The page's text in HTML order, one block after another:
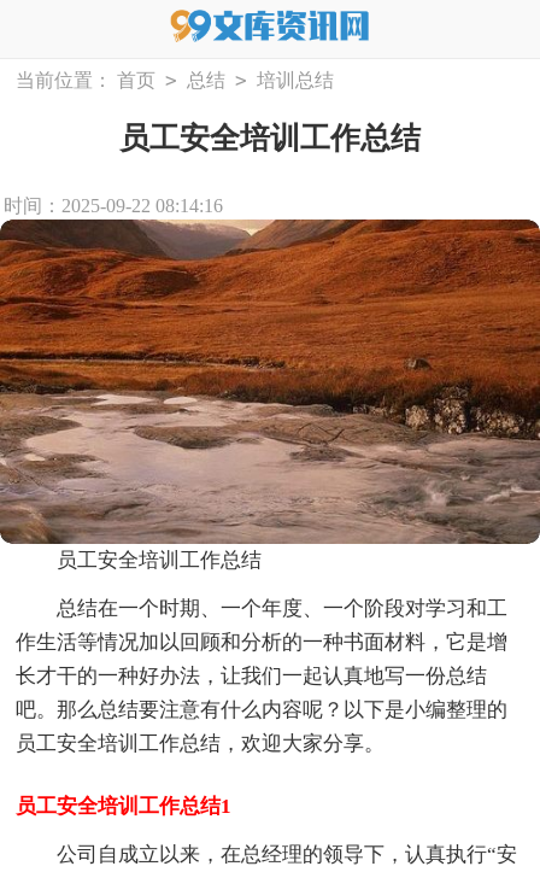
当前位置： 首页 > 总结 > 培训总结
员工安全培训工作总结
时间：2025-09-22 08:14:16
员工安全培训工作总结
总结在一个时期、一个年度、一个阶段对学习和工
作生活等情况加以回顾和分析的一种书面材料，它是增
长才干的一种好办法，让我们一起认真地写一份总结
吧。那么总结要注意有什么内容呢？以下是小编整理的
员工安全培训工作总结，欢迎大家分享。
员工安全培训工作总结1
公司自成立以来，在总经理的领导下，认真执行“安